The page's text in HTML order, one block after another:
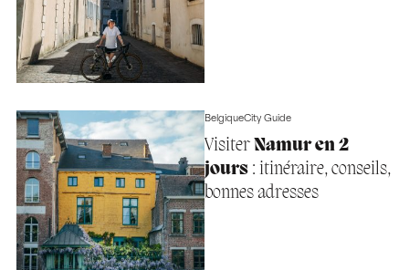
BelgiqueCity Guide
Visiter Namur en 2
jours: itinéraire, conseils,
bonnes adresses